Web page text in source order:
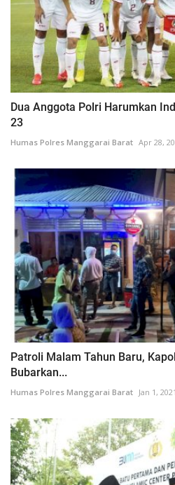
Dua Anggota Polri Harumkan
23
Humas Polres Manggarai Barat Apr 28,
Patroli Malam Tahun Baru,
Bubarkan...
Humas Polres Manggarai Barat Jan 1, 2021